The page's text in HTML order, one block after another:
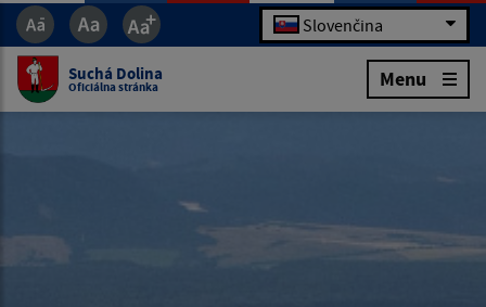
Slovenčina
Suchá Dolina
Oficiálna stránka Menu